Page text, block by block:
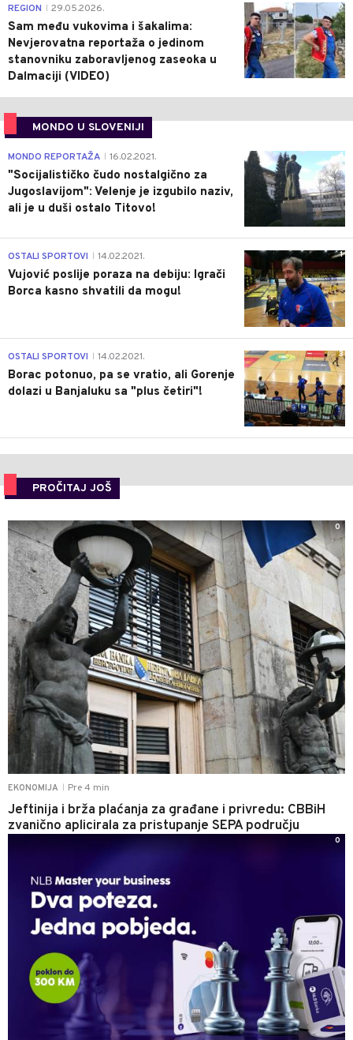
0
REGION 29.05.2026.
Sam među vukovima i šakalima:
Nevjerovatna reportaža o jedinom
stanovniku zaboravljenog zaseoka u
Dalmaciji (VIDEO)
MONDO U SLOVENIJI
4
MONDO REPORTAŽA 16.02.2021.
"Socijalističko čudo nostalgično za
Jugoslavijom": Velenje je izgubilo naziv,
ali je u duši ostalo Titovo!
1
OSTALI SPORTOVI 14.02.2021.
Vujović poslije poraza na debiju: Igrači
Borca kasno shvatili da mogu!
3
OSTALI SPORTOVI 14.02.2021.
Borac potonuo, pa se vratio, ali Gorenje
dolazi u Banjaluku sa "plus četiri"!
PROČITAJ JOŠ
EKONOMIJA Pre 4 min
Jeftinija i brža plaćanja za građane i privredu: CBBiH
zvanično aplicirala za pristupanje SEPA području
0
0